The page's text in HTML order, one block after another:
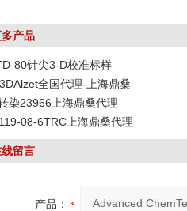
产品
80针尖3-D校准标样
全国代理-上海鼎桑
染23966上海鼎桑代理
08-6TRC上海鼎桑代理
留言
产品：